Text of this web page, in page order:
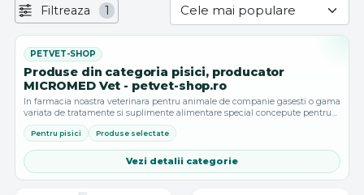
Filtreaza 1
Produse din categoria pisici, producator
MICROMED Vet - petvet-shop.ro
In farmacia noastra veterinara pentru animale de companie gasesti o gama
variata de tratamente si suplimente alimentare special concepute pentru
nevoile specifice ale pisicilor. Aici, proprietarii de pisici pot gasi...
Pentru pisici Produse selectate
Vezi detalii categorie